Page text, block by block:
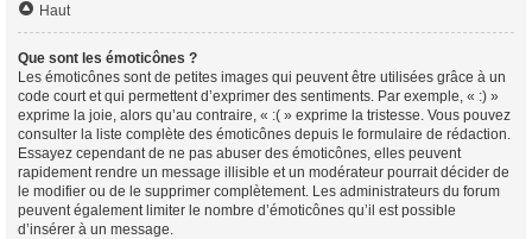
Haut
Que sont les émoticônes ?
Les émoticônes sont de petites images qui peuvent être utilisées grâce à un
code court et qui permettent d’exprimer des sentiments. Par exemple, « :) »
exprime la joie, alors qu’au contraire, « :( » exprime la tristesse. Vous pouvez
consulter la liste complète des émoticônes depuis le formulaire de rédaction.
Essayez cependant de ne pas abuser des émoticônes, elles peuvent
rapidement rendre un message illisible et un modérateur pourrait décider de
le modifier ou de le supprimer complètement. Les administrateurs du forum
peuvent également limiter le nombre d’émoticônes qu’il est possible
d’insérer à un message.